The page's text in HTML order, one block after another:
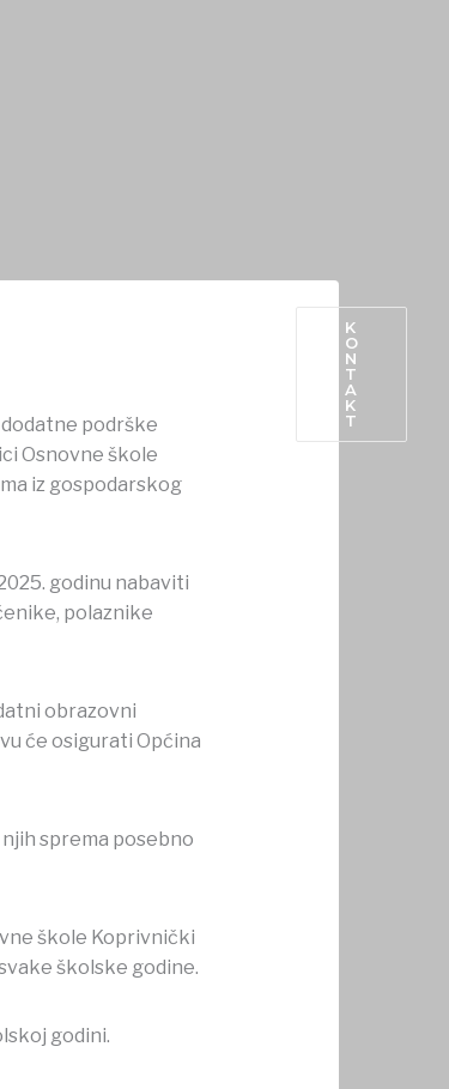
K
O
N
T
A
K
T
podrške
Osnovne škole
iz gospodarskog
godinu nabaviti
polaznike
obrazovni
će osigurati Općina
sprema posebno
škole Koprivnički
školske godine.
godini.